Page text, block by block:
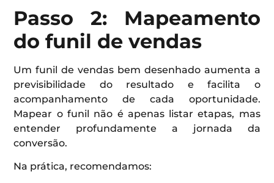
Passo 2: Mapeamento
do funil de vendas
Um funil de vendas bem desenhado aumenta a
previsibilidade do resultado e facilita o
acompanhamento de cada oportunidade.
Mapear o funil não é apenas listar etapas, mas
entender profundamente a jornada da
conversão.
Na prática, recomendamos: